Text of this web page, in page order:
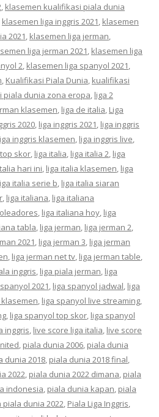
, klasemen kualifikasi piala dunia
klasemen liga inggris 2021, klasemen
2021, klasemen liga jerman,
liga jerman 2021, klasemen liga
2, klasemen liga spanyol 2021,
, Kualifikasi Piala Dunia, kualifikasi
piala dunia zona eropa, liga 2
klasemen, liga de italia, Liga
2020, liga inggris 2021, liga inggris
inggris klasemen, liga inggris live,
skor, liga italia, liga italia 2, liga
hari ini, liga italia klasemen, liga
italia serie b, liga italia siaran
, liga italiana, liga italiana
, liga italiana hoy, liga
tabla, liga jerman, liga jerman 2,
2021, liga jerman 3, liga jerman
, liga jerman net tv, liga jerman table,
inggris, liga piala jerman, liga
2021, liga spanyol jadwal, liga
, liga spanyol live streaming,
, liga spanyol top skor, liga spanyol
inggris, live score liga italia, live score
, piala dunia 2006, piala dunia
dunia 2018, piala dunia 2018 final,
2022, piala dunia 2022 dimana, piala
indonesia, piala dunia kapan, piala
dunia 2022, Piala Liga Inggris,